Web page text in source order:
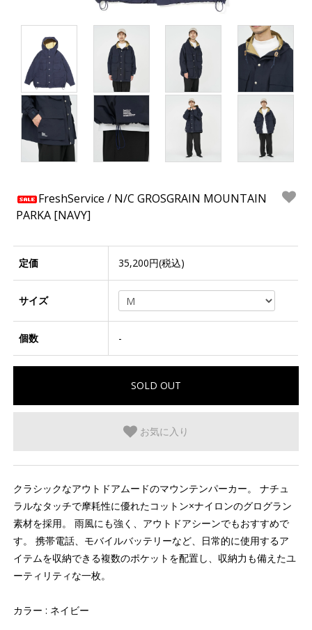
FreshService / N/C GROSGRAIN MOUNTAIN
PARKA [NAVY]
定価 35,200円(税込)
サイズ
個数 -
お気に入り
クラシックなアウトドアムードのマウンテンパーカー。 ナチュ
ラルなタッチで摩耗性に優れたコットン×ナイロンのグログラン
素材を採用。 雨風にも強く、アウトドアシーンでもおすすめで
す。 携帯電話、モバイルバッテリーなど、日常的に使用するア
イテムを収納できる複数のポケットを配置し、収納力も備えたユ
ーティリティな一枚。
カラー : ネイビー